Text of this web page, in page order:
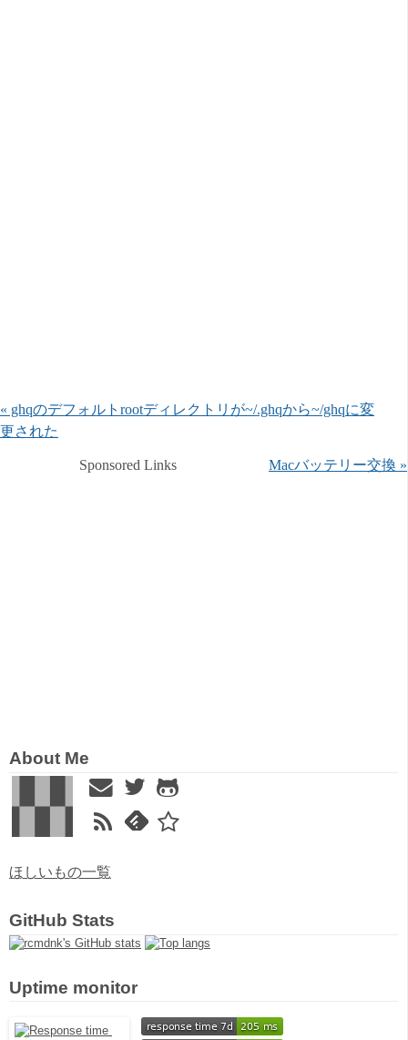
« ghqのデフォルトrootディレクトリが~/.ghqから~/ghqに変
更された
Macバッテリー交換 »
Sponsored Links
About Me
ほしいもの一覧
GitHub Stats
Uptime monitor